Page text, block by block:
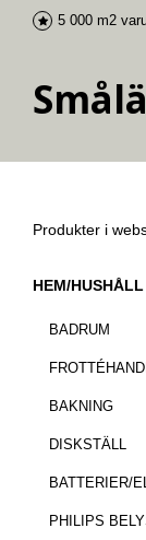
5 000 m2
Produkter i
HEM/HUSHÅLL
BADRUM
BAKNING
DISKSTÄLL
BATTERIER/
PHILIPS